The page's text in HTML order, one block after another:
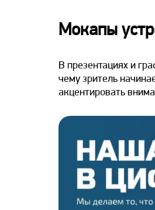
Мокапы
В презентациях и
чему зритель
акцентировать